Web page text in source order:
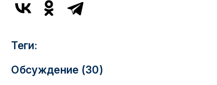
Теги:
Обсуждение (30)